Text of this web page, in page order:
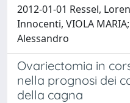
2012-01-01 Ressel,
Innocenti, VIOLA
Alessandro
Ovariectomia in
nella prognosi dei
della cagna